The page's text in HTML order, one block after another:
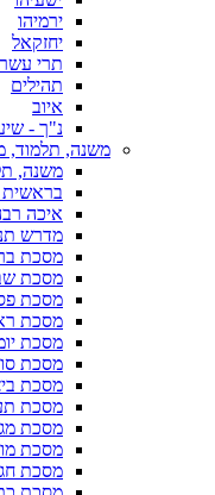
ירמיהו
יחזקאל
תרי עשר
תהילים
איוב
נ"ך -
משנה, תלמוד,
משנה,
איכה
מדרש
מסכת
מסכת
מסכת
מסכת
מסכת
מסכת
מסכת
מסכת
מסכת
מסכת
מסכת